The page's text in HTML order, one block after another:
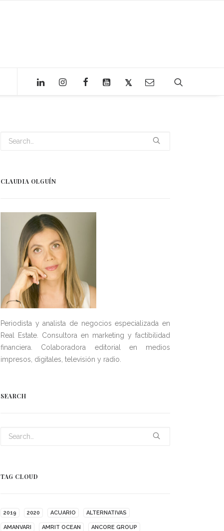
CLAUDIA OLGUÍN
Periodista y analista de negocios especializada en
Real Estate. Consultora en marketing y factibilidad
financiera. Colaboradora editorial en medios
impresos, digitales, televisión y radio.
SEARCH
TAG CLOUD
2019 2020 ACUARIO ALTERNATIVAS
AMANVARI AMRIT OCEAN ANCORE GROUP